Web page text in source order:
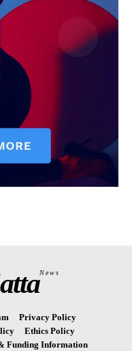
News
Privacy Policy
Ethics Policy
Funding Information